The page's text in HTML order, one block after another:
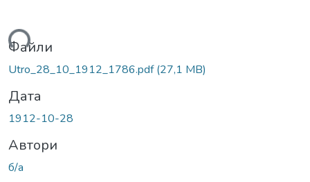
Файли
Utro_28_10_1912_1786.pdf(27,1 MB)
Дата
1912-10-28
Автори
б/а